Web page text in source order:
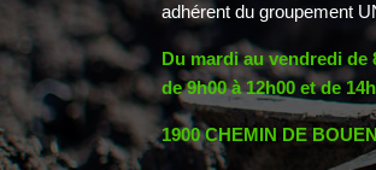
adhérent du groupement
Du mardi au vendredi de
de 9h00 à 12h00 et de
1900 CHEMIN DE